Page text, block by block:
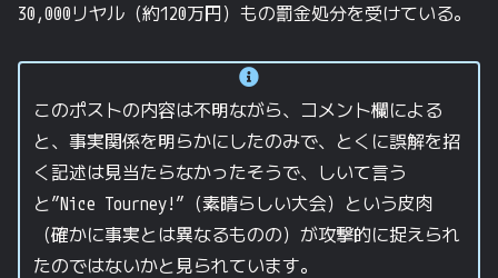
30,000リヤル（約120万円）もの罰金処分を受けている。
このポストの内容は不明ながら、コメント欄による
と、事実関係を明らかにしたのみで、とくに誤解を招
く記述は見当たらなかったそうで、しいて言う
と”Nice Tourney!”（素晴らしい大会）という皮肉
（確かに事実とは異なるものの）が攻撃的に捉えられ
たのではないかと見られています。